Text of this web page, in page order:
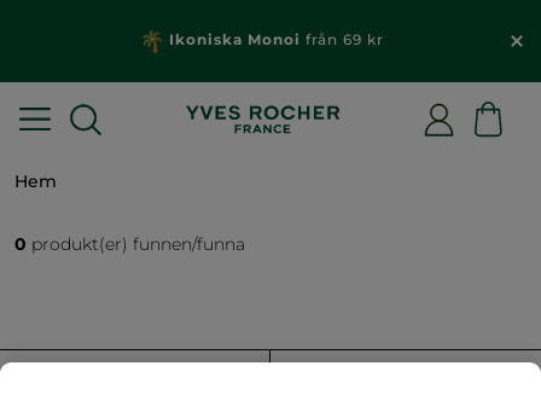
Ikoniska Monoi från 69 kr
Hem
0 produkt(er) funnen/funna